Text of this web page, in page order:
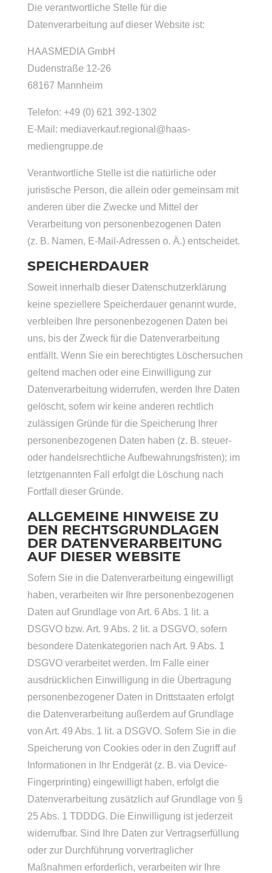
Die verantwortliche Stelle für die
Datenverarbeitung auf dieser Website ist:
HAASMEDIA GmbH
Dudenstraße 12-26
68167 Mannheim
Telefon: +49 (0) 621 392-1302
E-Mail: mediaverkauf.regional@haas-
mediengruppe.de
Verantwortliche Stelle ist die natürliche oder
juristische Person, die allein oder gemeinsam mit
anderen über die Zwecke und Mittel der
Verarbeitung von personenbezogenen Daten
(z. B. Namen, E-Mail-Adressen o. Ä.) entscheidet.
SPEICHERDAUER
Soweit innerhalb dieser Datenschutzerklärung
keine speziellere Speicherdauer genannt wurde,
verbleiben Ihre personenbezogenen Daten bei
uns, bis der Zweck für die Datenverarbeitung
entfällt. Wenn Sie ein berechtigtes Löschersuchen
geltend machen oder eine Einwilligung zur
Datenverarbeitung widerrufen, werden Ihre Daten
gelöscht, sofern wir keine anderen rechtlich
zulässigen Gründe für die Speicherung Ihrer
personenbezogenen Daten haben (z. B. steuer-
oder handelsrechtliche Aufbewahrungsfristen); im
letztgenannten Fall erfolgt die Löschung nach
Fortfall dieser Gründe.
ALLGEMEINE HINWEISE ZU
DEN RECHTSGRUNDLAGEN
DER DATENVERARBEITUNG
AUF DIESER WEBSITE
Sofern Sie in die Datenverarbeitung eingewilligt
haben, verarbeiten wir Ihre personenbezogenen
Daten auf Grundlage von Art. 6 Abs. 1 lit. a
DSGVO bzw. Art. 9 Abs. 2 lit. a DSGVO, sofern
besondere Datenkategorien nach Art. 9 Abs. 1
DSGVO verarbeitet werden. Im Falle einer
ausdrücklichen Einwilligung in die Übertragung
personenbezogener Daten in Drittstaaten erfolgt
die Datenverarbeitung außerdem auf Grundlage
von Art. 49 Abs. 1 lit. a DSGVO. Sofern Sie in die
Speicherung von Cookies oder in den Zugriff auf
Informationen in Ihr Endgerät (z. B. via Device-
Fingerprinting) eingewilligt haben, erfolgt die
Datenverarbeitung zusätzlich auf Grundlage von §
25 Abs. 1 TDDDG. Die Einwilligung ist jederzeit
widerrufbar. Sind Ihre Daten zur Vertragserfüllung
oder zur Durchführung vorvertraglicher
Maßnahmen erforderlich, verarbeiten wir Ihre